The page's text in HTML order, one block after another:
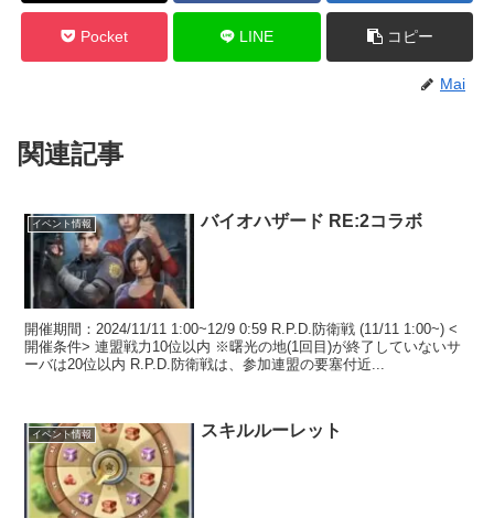
Pocket LINE コピー
Mai
関連記事
イベント情報 バイオハザード RE:2コラボ
開催期間：2024/11/11 1:00~12/9 0:59 R.P.D.防衛戦 (11/11 1:00~) <
開催条件> 連盟戦力10位以内 ※曙光の地(1回目)が終了していないサ
ーバは20位以内 R.P.D.防衛戦は、参加連盟の要塞付近...
イベント情報 スキルルーレット